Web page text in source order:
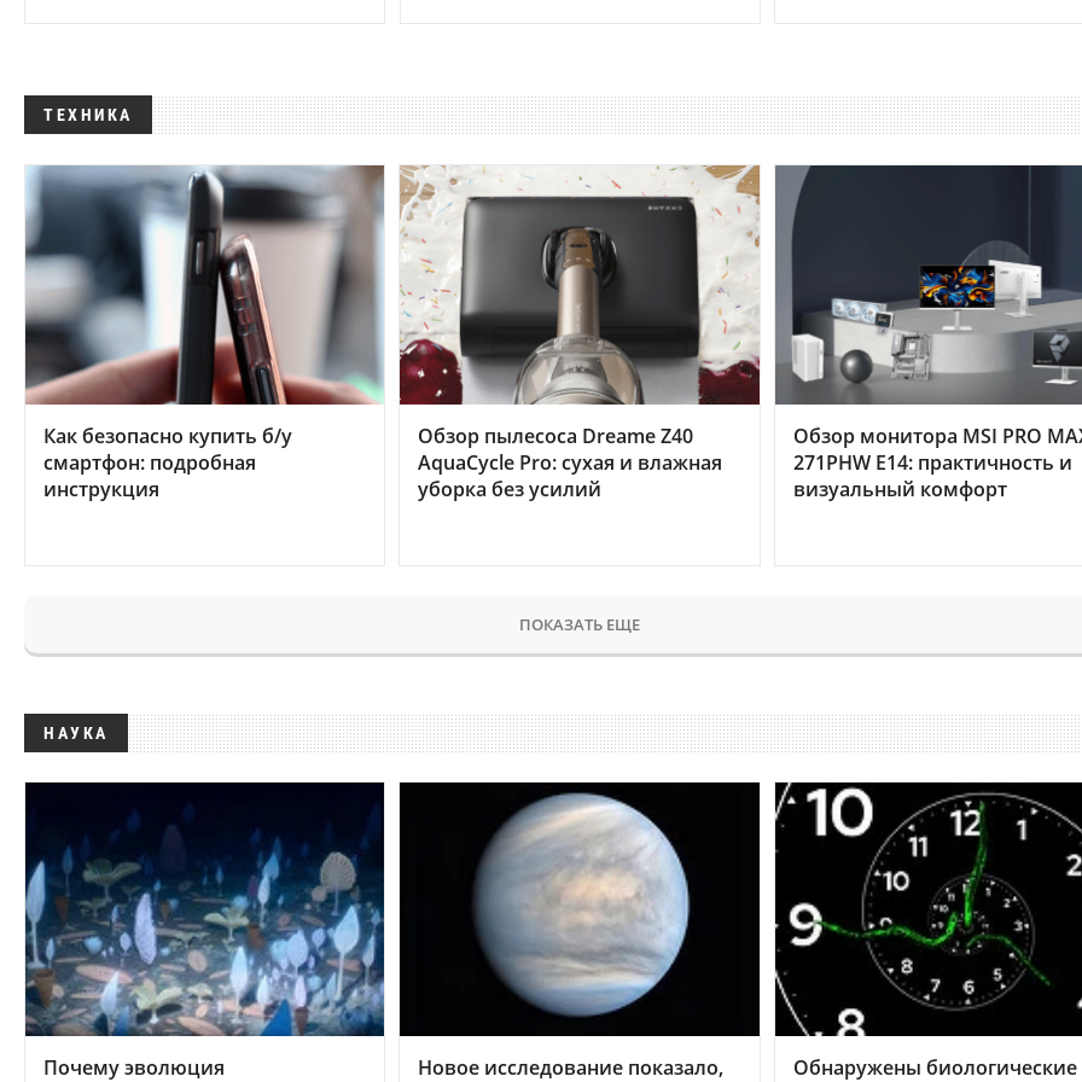
ТЕХНИКА
Как безопасно купить б/у
смартфон: подробная
инструкция
Обзор пылесоса Dreame Z40
AquaCycle Pro: сухая и влажная
уборка без усилий
Обзор монитора MSI PRO
271PHW E14: практичность и
визуальный комфорт
ПОКАЗАТЬ ЕЩЕ
НАУКА
Почему эволюция
Новое исследование показало,
Обнаружены биологические